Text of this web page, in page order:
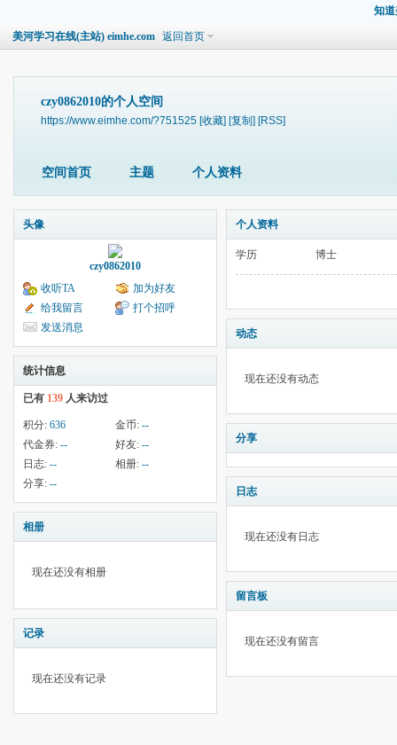
知
美河学习在线(主站) eimhe.com 返回首页
czy0862010的个人空间
https://www.eimhe.com/?751525 [收藏] [复制] [RSS]
空间首页 主题 个人资料
头像
czy0862010
收听TA
加为好友
给我留言
打个招呼
发送消息
统计信息
已有 139 人来访过
积分: 636 金币: --
代金券: -- 好友: --
日志: -- 相册: --
分享: --
相册
现在还没有相册
记录
现在还没有记录
个人资料
学历 博士
动态
现在还没有动态
分享
日志
现在还没有日志
留言板
现在还没有留言